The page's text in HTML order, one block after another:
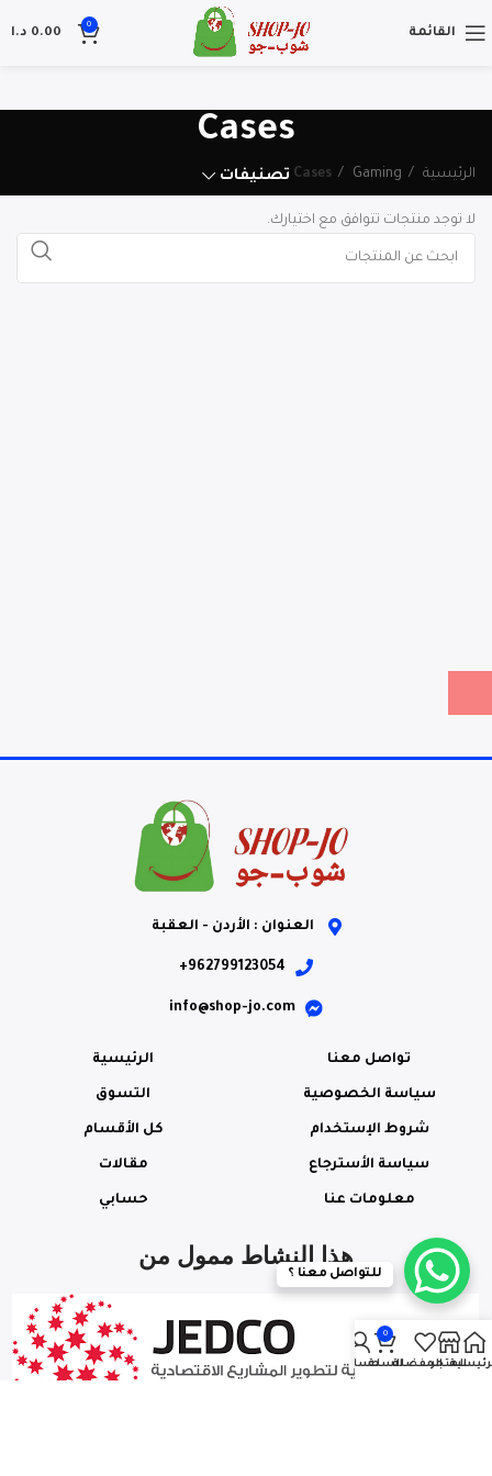
القائمة
0
0.00 د.ا
Cases
تصنيفات الرئيسية Gaming
Cases
لا توجد منتجات تتوافق مع اختيارك.
العنوان : الأردن - العقبة
962799123054+
info@shop-jo.com
تواصل معنا
سياسة الخصوصية
شروط الإستخدام
سياسة الأسترجاع
معلومات عنا
الرئيسية
التسوق
كل الأقسام
مقالات
حسابي
هذا النشاط ممول من
للتواصل معنا ؟
المتجرالمفضلة
0
السلةحسابي